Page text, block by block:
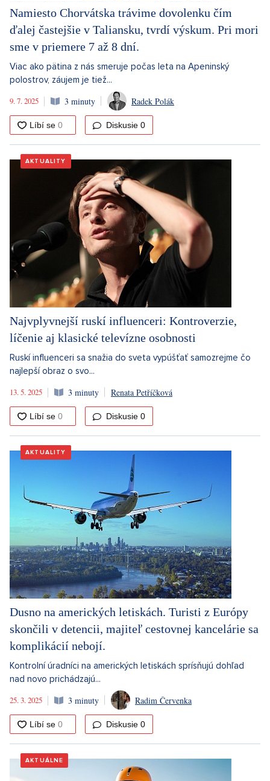
Namiesto Chorvátska trávime dovolenku čím
ďalej častejšie v Taliansku, tvrdí výskum. Pri mori
sme v priemere 7 až 8 dní.
Viac ako pätina z nás smeruje počas leta na Apeninský
polostrov, záujem je tiež...
9. 7. 2025
3 minuty Radek Polák
Diskusie 0
AKTUALITY
Najvplyvnejší ruskí influenceri: Kontroverzie,
líčenie aj klasické televízne osobnosti
Ruskí influenceri sa snažia do sveta vypúšťať samozrejme čo
najlepší obraz o svo...
13. 5. 2025
3 minuty Renata Petříčková
Diskusie 0
AKTUALITY
Dusno na amerických letiskách. Turisti z Európy
skončili v detencii, majiteľ cestovnej kancelárie sa
komplikácií nebojí.
Kontrolní úradníci na amerických letiskách sprísňujú dohľad
nad novo prichádzajú...
25. 3. 2025
3 minuty Radim Červenka
Diskusie 0
AKTUÁLNE